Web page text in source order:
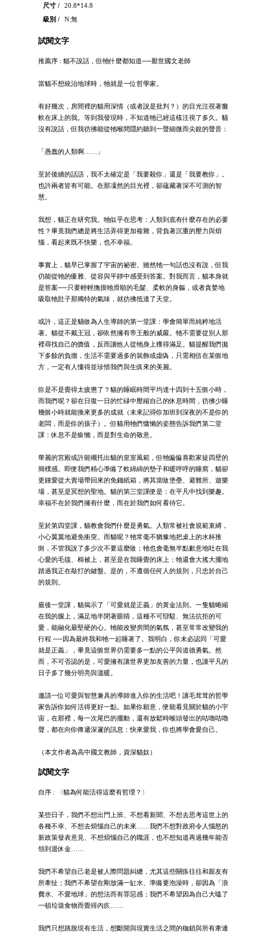
尺寸 /
20.8*14.8
級別 /
N:無
試閱文字
推薦序 : 貓不說話，但牠什麼都知道──厭世國文老師
當貓不想統治地球時，牠就是一位哲學家。
有好幾次，房間裡的貓用深情（或者說是批判？）的目光注視著癱
軟在床上的我。等到我發現時，不知道牠已經這樣注視了多久。貓
沒有說話，但我彷彿能從牠喉間隱約聽到一聲細微而尖銳的聲音：
「愚蠢的人類啊……」
至於後續的話語，我不太確定是「我要殺你」還是「我要教你」。
也許兩者皆有可能。在那凜然的目光裡，卻蘊藏著深不可測的智
慧。
我想，貓正在研究我。牠似乎在思考：人類到底有什麼存在的必要
性？畢竟我們總是將生活弄得更加複雜，背負著沉重的壓力與煩
惱，看起來既不快樂，也不幸福。
事實上，貓早已掌握了宇宙的祕密。雖然牠一句話也沒有說，但我
仍能從牠的優雅、從容與平靜中感受到答案。對我而言，貓本身就
是答案──只要輕輕撫摸牠滑順的毛髮、柔軟的身軀，或者貪婪地
吸取牠肚子那獨特的氣味，就彷彿抵達了天堂。
或許，這正是貓做為人生導師的第一堂課：學會簡單而純粹地活
著。貓從不戴王冠，卻依然擁有帝王般的威嚴。牠不需要從別人那
裡尋找自己的價值，反而讓他人從牠身上獲得滿足。貓提醒我們拋
下多餘的負擔，生活不需要過多的裝飾或虛偽，只需相信在某個地
方，一定有人懂得並珍惜我們與生俱來的美麗。
你是不是覺得太疲憊了？貓的睡眠時間平均達十四到十五個小時，
而我們呢？卻在日復一日的忙碌中壓縮自己的休息時間，彷彿少睡
幾個小時就能換來更多的成就（未來記得你加班到深夜的不是你的
老闆，而是你的孩子）。但貓用牠們慵懶的姿態告訴我們第二堂
課：休息不是偷懶，而是對生命的敬意。
華麗的宮殿或許能襯托出貓的皇室風範，但牠偏偏喜歡家徒四壁的
簡樸感。即便我們精心準備了軟綿綿的墊子和暖呼呼的睡窩，貓卻
更鍾愛從大賣場帶回來的免錢紙箱，將其當做堡壘、避難所、遊樂
場，甚至是冥想的聖地。貓的第三堂課便是：在平凡中找到樂趣。
幸福不在於我們擁有什麼，而在於我們如何看待它。
至於第四堂課，貓教會我們什麼是勇氣。人類常被社會規範束縛，
小心翼翼地避免衝突。而貓呢？牠常毫不猶豫地把桌上的水杯推
倒，不管我說了多少次不要這麼做；牠也會毫無半點歉意地吐在我
心愛的毛毯、棉被上，甚至是在我睡覺的床上；牠還會大搖大擺地
踏過我正在敲打的鍵盤。是的，不遵循任何人的規則，只忠於自己
的規則。
最後一堂課，貓揭示了「可愛就是正義」的黃金法則。一隻貓蜷縮
在我的腿上，滿足地半閉著眼睛，這種不可辯駁、無法抗拒的可
愛，能融化最堅硬的心。牠能改變房間的氣氛，甚至常常改變我的
行程 ──因為最終我和牠一起睡著了。我明白，你未必認同「可愛
就是正義」，畢竟這個世界仍需要多一點的公平與道德勇氣。然
而，不可否認的是，可愛擁有讓世界更加友善的力量，也讓平凡的
日子多了幾分明亮與溫暖。
邀請一位可愛與智慧兼具的導師進入你的生活吧！讓毛茸茸的哲學
家告訴你如何活得更好一點。如果你願意，便能看見關於貓的小宇
宙，在那裡，每一次尾巴的擺動，還有放鬆時喉頭發出的咕嚕咕嚕
聲，都在向你傳遞深邃的訊息：快來愛我，你也將學會愛自己。
（本文作者為高中國文教師，資深貓奴）
試閱文字
自序 : 〈貓為何能活得這麼有哲理？〉
某些日子，我們不想出門上班、不想看新聞、不想去思考這世上的
各種不幸、不想去煩惱自己的未來……我們不想對政府令人惱怒的
新政策發表意見、不想煩惱自己的職涯，也不想知道再過幾年能否
領到退休金……
我們不希望自己老是被人際問題糾纏，尤其這些關係往往和親友有
所牽扯；我們不希望在剛放滿一缸水、準備要泡澡時，卻因為「浪
費水、不愛地球」的想法而有罪惡感；我們不希望因為自己大嗑了
一頓垃圾食物而覺得內疚……
我們只想跳脫現有生活，想斷開與現實生活之間的枷鎖與所有牽連